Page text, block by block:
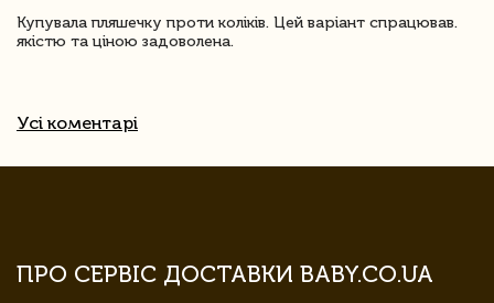
Купувала пляшечку проти коліків. Цей варіант спрацював.
якістю та ціною задоволена.
Усі коментарі
ПРО СЕРВІС ДОСТАВКИ BABY.CO.UA